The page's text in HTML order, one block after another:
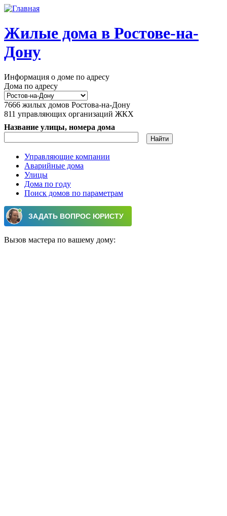
Перейти к основному содержанию
Жилые дома в Ростове-на-
Дону
Информация о доме по адресу
Дома по адресу
7666 жилых домов Ростова-на-Дону
811 управляющих организаций ЖКХ
Название улицы, номера дома
Главное меню
Управляющие компании
Аварийные дома
Улицы
Дома по году
Поиск домов по параметрам
Вызов мастера по вашему дому: